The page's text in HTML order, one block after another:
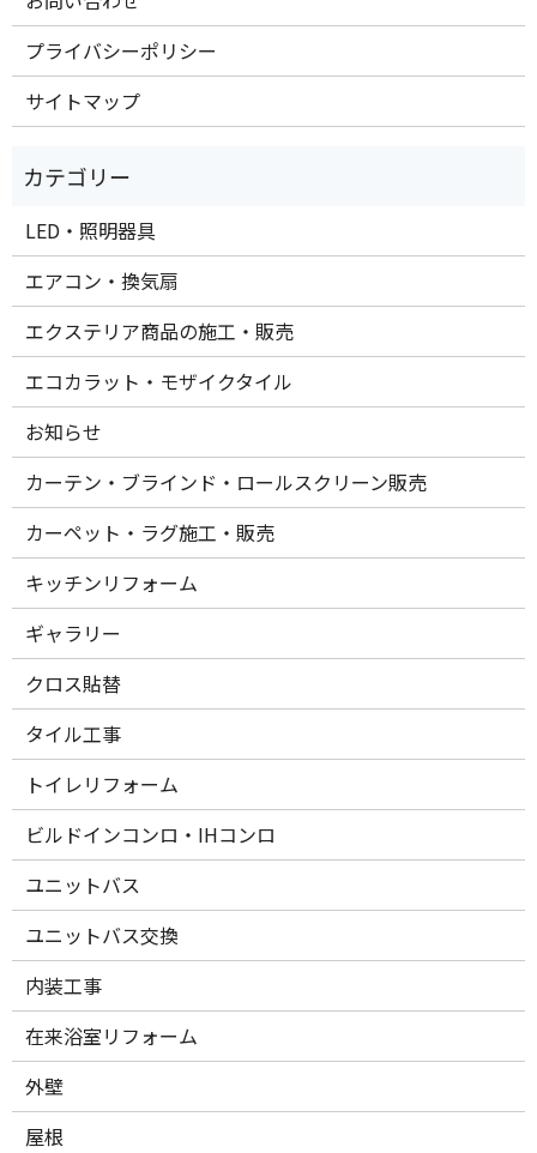
プライバシーポリシー
サイトマップ
LED・照明器具
エアコン・換気扇
エクステリア商品の施工・販売
エコカラット・モザイクタイル
お知らせ
カーテン・ブラインド・ロールスクリーン販売
カーペット・ラグ施工・販売
キッチンリフォーム
ギャラリー
クロス貼替
タイル工事
トイレリフォーム
ビルドインコンロ・IHコンロ
ユニットバス
ユニットバス交換
内装工事
在来浴室リフォーム
外壁
屋根